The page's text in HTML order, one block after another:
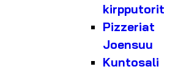
kirpputorit
Pizzeriat
Joensuu
Kuntosali